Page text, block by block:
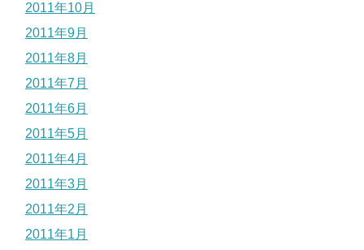
2011年10月
2011年9月
2011年8月
2011年7月
2011年6月
2011年5月
2011年4月
2011年3月
2011年2月
2011年1月